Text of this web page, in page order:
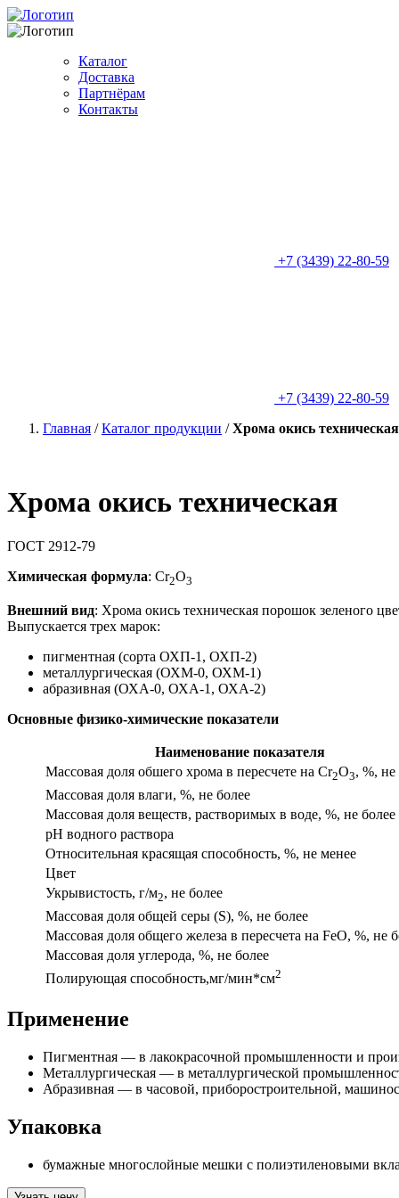
Каталог
Доставка
Партнёрам
Контакты
+7 (3439) 22-80-59
+7 (3439) 22-80-59
Главная /Каталог продукции /Хрома окись техническая
Хрома окись техническая
ГОСТ 2912-79
Химическая формула: Cr2O3
Внешний вид: Хрома окись техническая порошок зеленого
Выпускается трех марок:
пигментная (сорта ОХП-1, ОХП-2)
металлургическая (ОХМ-0, ОХМ-1)
абразивная (ОХА-0, ОХА-1, ОХА-2)
Основные физико-химические показатели
Наименование показателя
Массовая доля обшего хрома в пересчете на Cr2O3, %, не
Массовая доля влаги, %, не более
Массовая доля веществ, растворимых в воде, %, не более
рН водного раствора
Относительная красящая способность, %, не менее
Цвет
Укрывистость, г/м2, не более
Массовая доля общей серы (S), %, не более
Массовая доля общего железа в пересчета на FeO, %, не
Массовая доля углерода, %, не более
Полирующая способность,мг/мин*см2
Применение
Пигментная — в лакокрасочной промышленности и
Металлургическая — в металлургической
Абразивная — в часовой, приборостроительной,
Упаковка
бумажные многослойные мешки с полиэтиленовыми